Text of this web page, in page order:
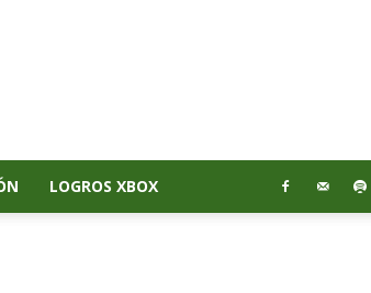
LOGROS XBOX